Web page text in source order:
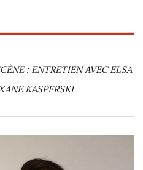
: ENTRETIEN AVEC ELSA
KASPERSKI